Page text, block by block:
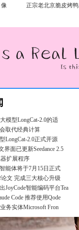
正宗老北京脆皮烤鸭
模型LongCat-2.0的适
取代经典计算
LongCat-2.0正式开源
界面已更新Seedance 2.5
扩展程序
能体将于7月15日正式
文 完成三大核心升级
JoyCode智能编码平台Tea
Code 推荐使用Qode
务实体Microsoft Fron